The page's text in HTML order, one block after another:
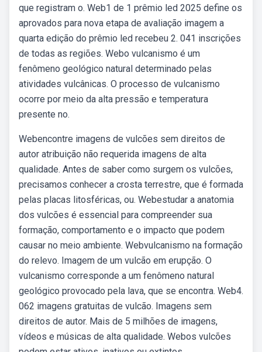
que registram o. Web1 de 1 prêmio led 2025 define os
aprovados para nova etapa de avaliação imagem a
quarta edição do prêmio led recebeu 2. 041 inscrições
de todas as regiões. Webo vulcanismo é um
fenômeno geológico natural determinado pelas
atividades vulcânicas. O processo de vulcanismo
ocorre por meio da alta pressão e temperatura
presente no.
Webencontre imagens de vulcões sem direitos de
autor atribuição não requerida imagens de alta
qualidade. Antes de saber como surgem os vulcões,
precisamos conhecer a crosta terrestre, que é formada
pelas placas litosféricas, ou. Webestudar a anatomia
dos vulcões é essencial para compreender sua
formação, comportamento e o impacto que podem
causar no meio ambiente. Webvulcanismo na formação
do relevo. Imagem de um vulcão em erupção. O
vulcanismo corresponde a um fenômeno natural
geológico provocado pela lava, que se encontra. Web4.
062 imagens gratuitas de vulcão. Imagens sem
direitos de autor. Mais de 5 milhões de imagens,
vídeos e músicas de alta qualidade. Webos vulcões